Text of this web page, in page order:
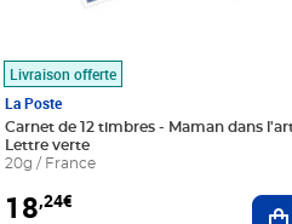
au panier
Livraison offerte
La Poste
Carnet de 12 timbres - Maman dans
Lettre verte
20g / France
18,24€